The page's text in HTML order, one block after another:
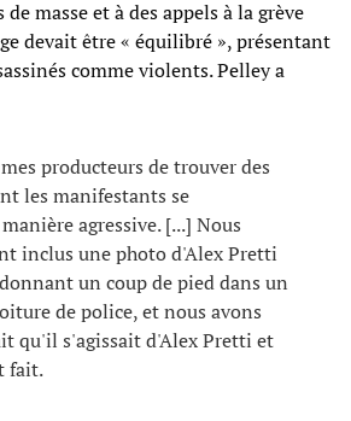
masse et à des appels à la grève
devait être « équilibré », présentant
comme violents. Pelley a
producteurs de trouver des
les manifestants se
agressive. [...] Nous
inclus une photo d'Alex Pretti
un coup de pied dans un
de police, et nous avons
qu'il s'agissait d'Alex Pretti et
fait.